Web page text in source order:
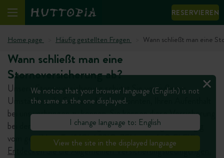
RESERVIEREN
Home page Häufig gestellten Fragen Wann schließt man eine
Wann schließt man eine
Stornoversicherung ab?
Unsere Stornoversicherung schützt Sie vor äußeren
Umständen, die Sie daran hindern könnten, Ihren Aufenthalt
bei uns verbringen zu können. Sie können diese Versicherung
bei der Aufenthaltsbuchung abschließen, völlig unabhängig
vom gewählten Tarif (CLASSIC, ZEN oder NO FLEX).
Entdecken Sie die Allgemeinen Versicherungsbedingungen.
We notice that your browser language (English) is not
the same as the one displayed.
I change language to: English
View the site in the displayed language